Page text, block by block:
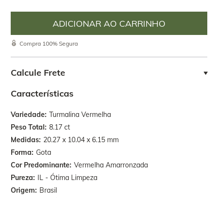
Características
Variedade Turmalina Vermelha
Peso Total 8.17 ct
Medidas 20.27 x 10.04 x 6.15 mm
Forma Gota
Cor Predominante Vermelha Amarronzada
Pureza IL - Ótima Limpeza
Origem Brasil
Compra 100% Segura
Calcule Frete